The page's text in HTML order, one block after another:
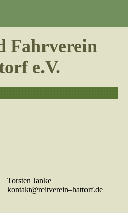
Fahrverein
e.V.
Torsten Janke
kontakt@reitverein–hattorf.de